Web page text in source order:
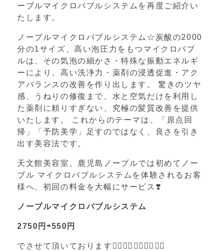
ーブルマイクロバブルシステムを再度ご紹介い
たします。
ノーブルマイクロバブルシステム☆炭酸の2000
分の1サイズ、高い泡圧力をもつマイクロバブ
ルは、その気泡の細かさ・特殊な振動エネルギ
ーにより、高い洗浄力・薬剤の浸透促進・アク
アバランスの改善を作り出します。 驚きのツヤ
感、うねりの修復まで、水と空気だけを利用し
た薬剤に頼りすぎない、究極の髪質改善を提供
いたします。 これからのテーマは、「原点回
帰」「予防美学」足すのではなく、良さを引き
出す美容法です。
天文館美容室、鹿児島ノーブルでは初めてノー
ブル マイクロバブルシステムを体験されるお客
様へ、初回の料金を大幅にサービス ❣️
ノーブルマイクロバブルシステム
2750 円⇨550 円
でさせて頂いております 💁‍♀️💁‍♀️💁‍♀️💁‍♂️💁‍♂️